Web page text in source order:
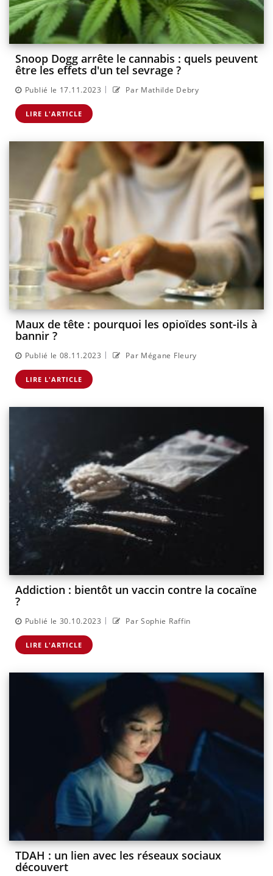
Snoop Dogg arrête le cannabis : quels peuvent
être les effets d'un tel sevrage ?
Publié le 17.11.2023 | Par Mathilde Debry
LIRE L'ARTICLE
Maux de tête : pourquoi les opioïdes sont-ils à
bannir ?
Publié le 08.11.2023 | Par Mégane Fleury
LIRE L'ARTICLE
Addiction : bientôt un vaccin contre la cocaïne
?
Publié le 30.10.2023 | Par Sophie Raffin
LIRE L'ARTICLE
TDAH : un lien avec les réseaux sociaux
découvert